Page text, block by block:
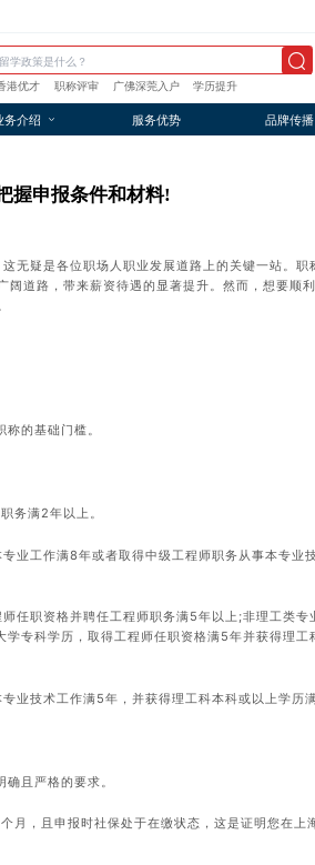
港优才 职称评审 广佛深莞入户 学历提升
务介绍 服务优势 品牌传播
握申报条件和材料!
无疑是各位职场人职业发展道路上的关键一站。职
道路，带来薪资待遇的显著提升。然而，想要顺
的基础门槛。
务满2年以上。
业工作满8年或者取得中级工程师职务从事本专业
任职资格并聘任工程师职务满5年以上;非理工类专
专科学历，取得工程师任职资格满5年并获得理工
业技术工作满5年，并获得理工科本科或以上学历满
且严格的要求。
月，且申报时社保处于在缴状态，这是证明您在上